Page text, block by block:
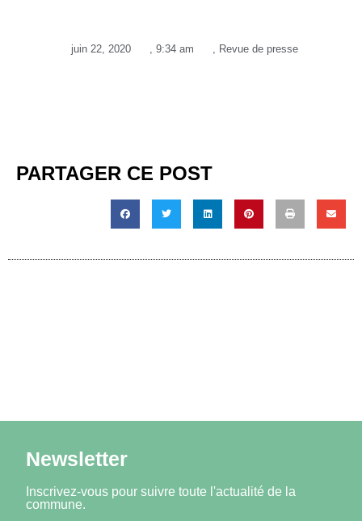
juin 22, 2020 9:34 am Revue de presse
PARTAGER CE POST
Newsletter
Inscrivez-vous pour suivre toute l'actualité de la
commune.